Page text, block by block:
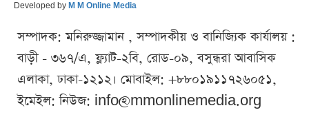
Developed by M M Online Media
সম্পাদক: মনিরুজ্জামান , সম্পাদকীয় ও বানিজ্যিক কার্যালয় :
বাড়ী - ৩৬৭/এ, ফ্ল্যাট-২বি, রোড-০৯, বসুন্ধরা আবাসিক
এলাকা, ঢাকা-১২১২। মোবাইল: +৮৮০১৯১১৭২৬০৫১,
ইমেইল: নিউজ: info@mmonlinemedia.org